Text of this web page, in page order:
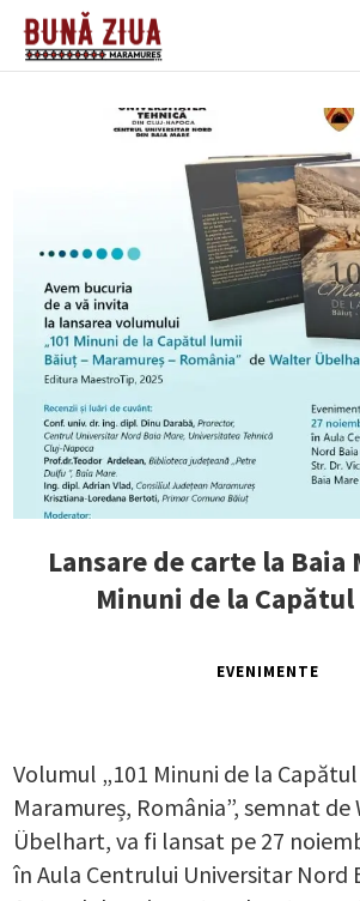
Lansare de carte la Baia
Minuni de la
EVENIMENTE
Volumul „101 Minuni de la
Maramureș, România”, semnat
Übelhart, va fi lansat pe 27
în Aula Centrului Universitar Nord